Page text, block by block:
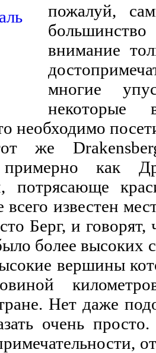
пожалуй,
внимание
многие
некоторые
необходимо
же
примерно как
потрясающе
всего известен
Берг, и говорят,
более высоких
вершины
Нет даже
очень